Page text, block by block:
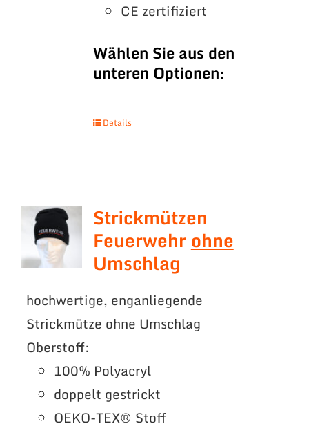
CE zertifiziert
Wählen Sie aus den
unteren Optionen:
Details
Strickmützen
Feuerwehrohne
Umschlag
hochwertige, enganliegende
Strickmütze ohne Umschlag
Oberstoff:
100% Polyacryl
doppelt gestrickt
OEKO-TEX® Stoff